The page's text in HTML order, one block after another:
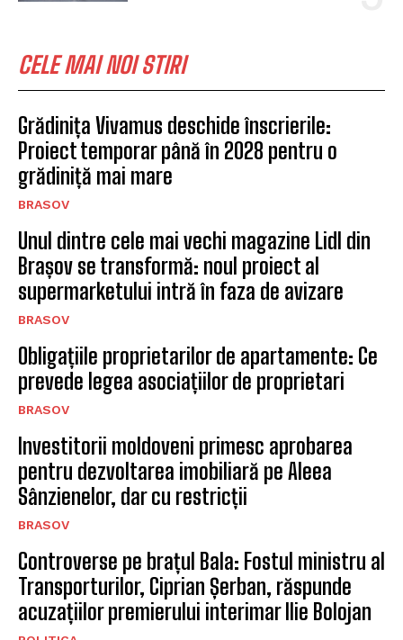
CELE MAI NOI STIRI
Grădinița Vivamus deschide înscrierile:
Proiect temporar până în 2028 pentru o
grădiniță mai mare
BRASOV
Unul dintre cele mai vechi magazine Lidl din
Brașov se transformă: noul proiect al
supermarketului intră în faza de avizare
BRASOV
Obligațiile proprietarilor de apartamente: Ce
prevede legea asociațiilor de proprietari
BRASOV
Investitorii moldoveni primesc aprobarea
pentru dezvoltarea imobiliară pe Aleea
Sânzienelor, dar cu restricții
BRASOV
Controverse pe brațul Bala: Fostul ministru al
Transporturilor, Ciprian Șerban, răspunde
acuzațiilor premierului interimar Ilie Bolojan